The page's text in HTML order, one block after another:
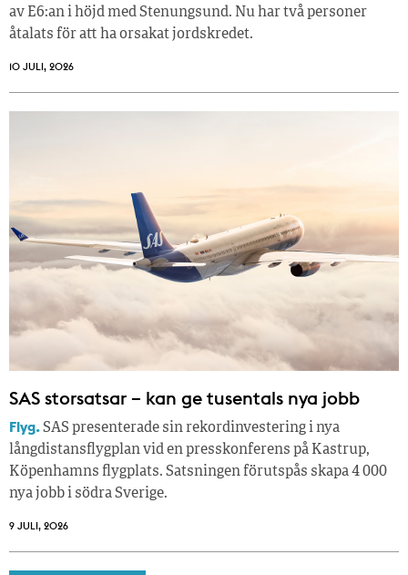
av E6:an i höjd med Stenungsund. Nu har två personer
åtalats för att ha orsakat jordskredet.
10 JULI, 2026
SAS storsatsar – kan ge tusentals nya jobb
Flyg.SAS presenterade sin rekordinvestering i nya
långdistansflygplan vid en presskonferens på Kastrup,
Köpenhamns flygplats. Satsningen förutspås skapa 4 000
nya jobb i södra Sverige.
9 JULI, 2026